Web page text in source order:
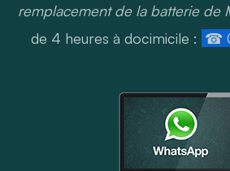
remplacement de la batterie de
de 4 heures à docimicile : ☎